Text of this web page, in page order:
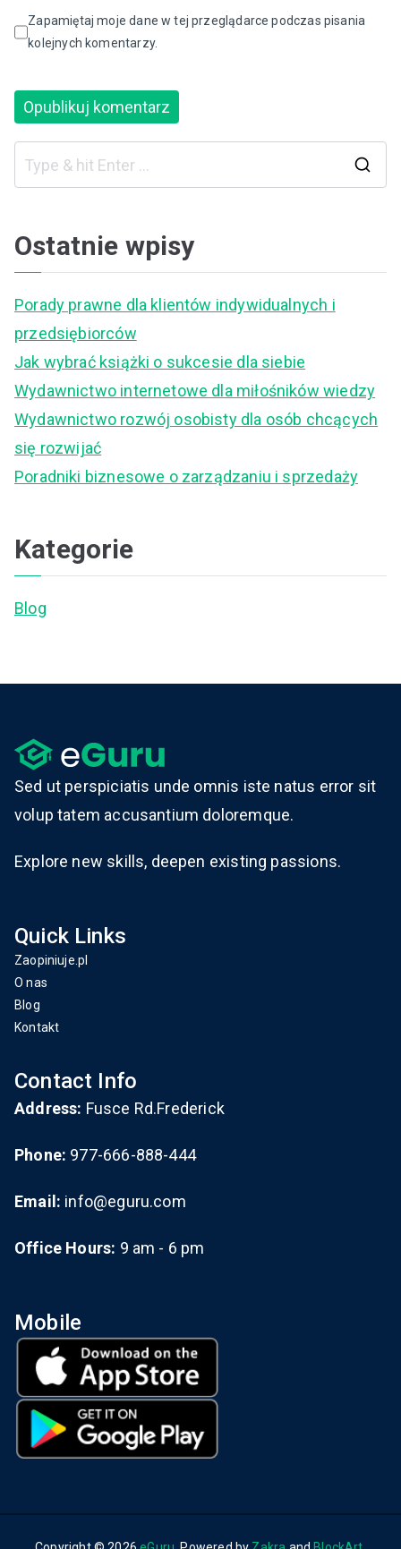
Zapamiętaj moje dane w tej przeglądarce podczas pisania
kolejnych komentarzy.
Ostatnie wpisy
Porady prawne dla klientów indywidualnych i
przedsiębiorców
Jak wybrać książki o sukcesie dla siebie
Wydawnictwo internetowe dla miłośników wiedzy
Wydawnictwo rozwój osobisty dla osób chcących
się rozwijać
Poradniki biznesowe o zarządzaniu i sprzedaży
Kategorie
Blog
Sed ut perspiciatis unde omnis iste natus error sit
volup tatem accusantium doloremque.
Explore new skills, deepen existing passions.
Quick Links
Zaopiniuje.pl
O nas
Blog
Kontakt
Contact Info
Address: Fusce Rd.Frederick
Phone: 977-666-888-444
Email: info@eguru.com
Office Hours: 9 am - 6 pm
Mobile